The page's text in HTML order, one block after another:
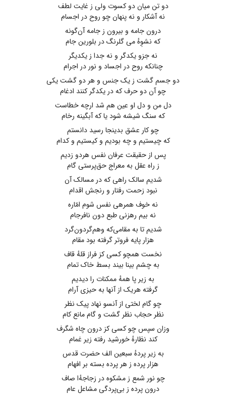
دو تن میان دو کسوت ولی ز غایت لطف
نه آشکار و نه پنهان چو روح در اجسام
درون جامه و بیرون ز جامه آن‌گونه
که نشوِهٔ می‌ گلرنگ در بلورین جام
نه جزو یکدگر و نه جدا ز یکدیگر
چنانکه روح در اجساد و نور در اجرام
دو جسم گشت ز یک جنس و هر دو گشت یکی
چو آن دو حرف ‌که در یکدگر کنند ادغام
دل ‌من و دل او عین هم شد ارچه خطاست
که سنگ شیشه شود یا که آبگینه رخام
چو کار عشق بدینجا رسید دانستم
که چیستیم و چه بودیم و کیستیم و کدام
پس از حقیقت عرفان نفس هردو زدیم
ز راه عقل به معراج حق‌پرستی ‌گام
شدیم سالک راهی ‌که در مسالک آن
نبود زحمت رفتار و رنجش اقدام
نه خوف همرهی نفس شوم امّاره
نه بیم رهزنی طبع دون نافرجام
شدیم تا به مقامی‌که وهم‌گردون‌گرد
هزار پایه فروتر گرفته بود مقام
نخست همچو کسی ‌کز فراز قلهٔ قاف
به چشم بینا بیند بسط خاک تمام
به زیر پا همهٔ ممکنات را دیدیم
گرفته هریک از آنها به حیزی آرام
چو گام لختی از آنسو نهاد پیک نظر
نظر حجاب نظر گشت و گام مانع ‌کام
وزان سپس چو کسی کز درون چاه شگرف
کند نظارهٔ خورشید رفته زیر غمام
به زیر پردهٔ سبعین الف حضرت قدس
هزار پرده ز هر پرده بسته بر افهام
چو نور شمع ز مشکوه در زجاجهٔ‌ا صاف
درون پرده ز بی‌پردگی مشاعل عام